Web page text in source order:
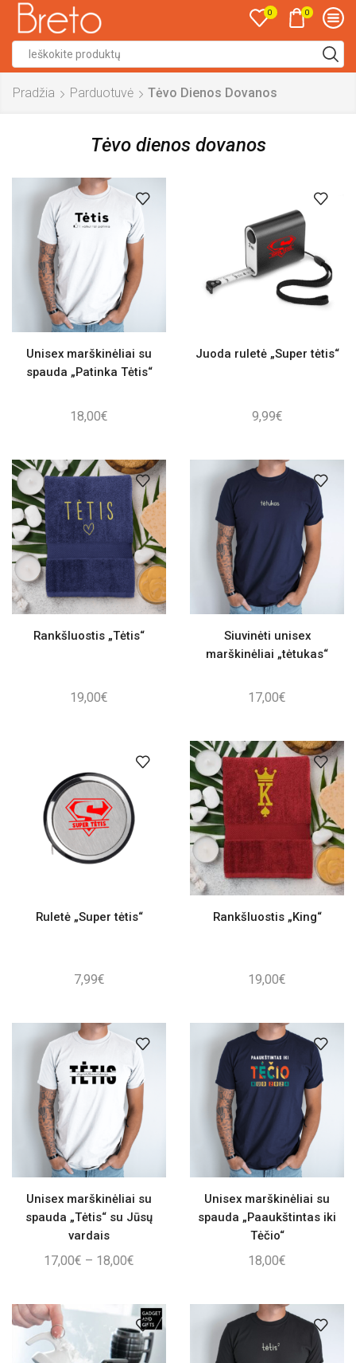
0 0
Pradžia Parduotuvė Tėvo Dienos Dovanos
Tėvo dienos dovanos
Unisex marškinėliai su
spauda „Patinka Tėtis“
18,00€
Juoda ruletė „Super tėtis“
9,99€
Rankšluostis „Tėtis“
19,00€
Siuvinėti unisex
marškinėliai „tėtukas“
17,00€
Ruletė „Super tėtis“
7,99€
Rankšluostis „King“
19,00€
Unisex marškinėliai su
spauda „Tėtis“ su Jūsų
vardais
17,00€ – 18,00€
through
18,00€
Unisex marškinėliai su
spauda „Paaukštintas iki
Tėčio“
18,00€